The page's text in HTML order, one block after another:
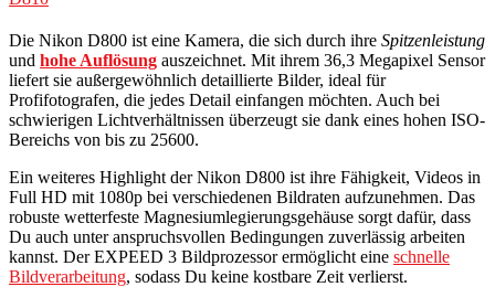
Die Nikon D800 ist eine Kamera, die sich durch ihre Spitzenleistung
und hohe Auflösung auszeichnet. Mit ihrem 36,3 Megapixel Sensor
liefert sie außergewöhnlich detaillierte Bilder, ideal für
Profifotografen, die jedes Detail einfangen möchten. Auch bei
schwierigen Lichtverhältnissen überzeugt sie dank eines hohen ISO-
Bereichs von bis zu 25600.
Ein weiteres Highlight der Nikon D800 ist ihre Fähigkeit, Videos in
Full HD mit 1080p bei verschiedenen Bildraten aufzunehmen. Das
robuste wetterfeste Magnesiumlegierungsgehäuse sorgt dafür, dass
Du auch unter anspruchsvollen Bedingungen zuverlässig arbeiten
kannst. Der EXPEED 3 Bildprozessor ermöglicht eine schnelle
Bildverarbeitung, sodass Du keine kostbare Zeit verlierst.